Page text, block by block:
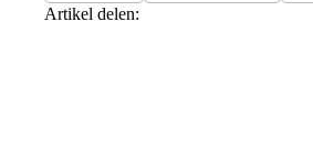
Artikel delen: